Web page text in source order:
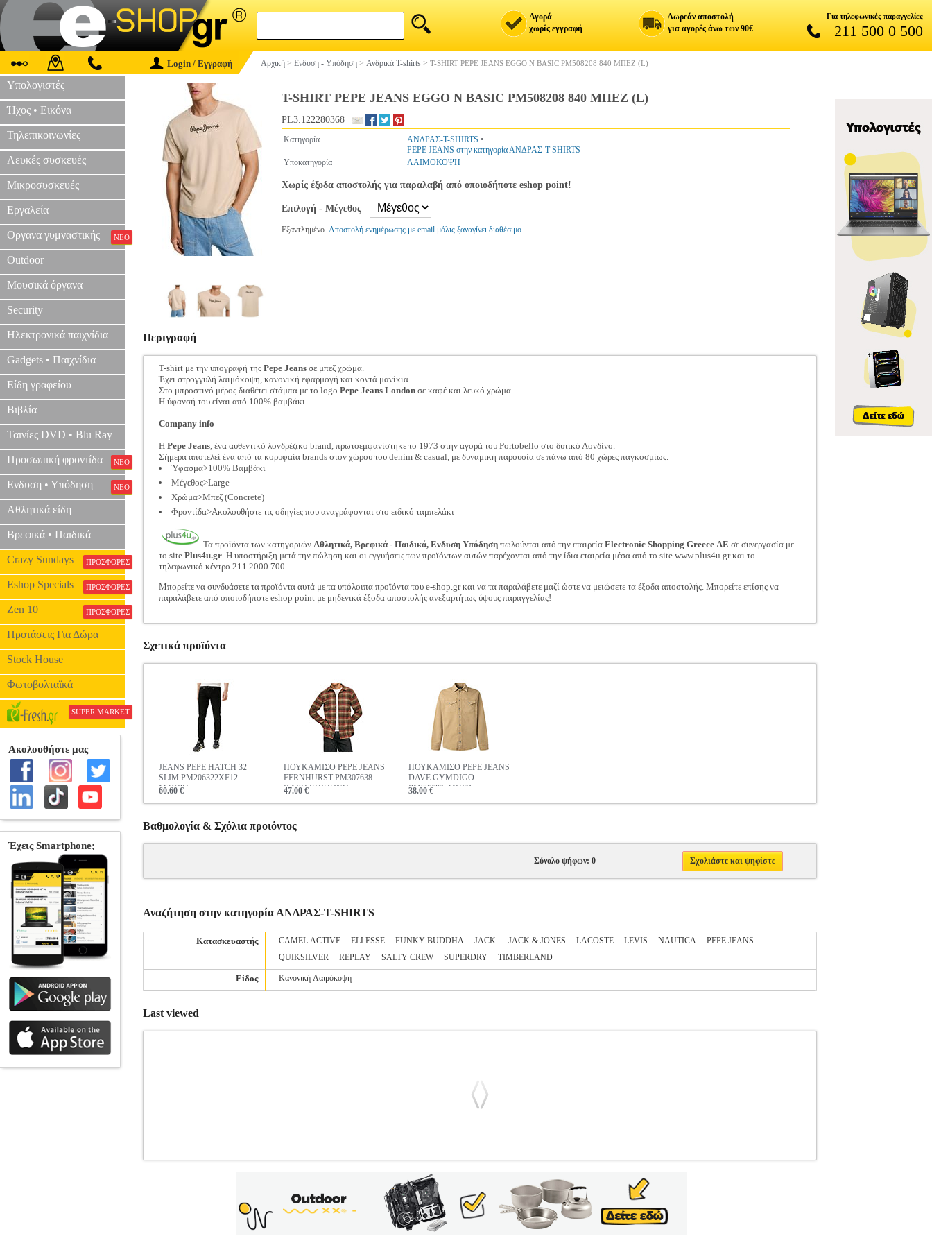
Αγορά
χωρίς εγγραφή
Δωρεάν αποστολή
για αγορές άνω των 90€
Για τηλεφωνικές παραγγελίες
211 500 0 500
Login / Εγγραφή Αρχική > Ενδυση - Υπόδηση > Ανδρικά T-shirts > T-SHIRT PEPE JEANS EGGO N BASIC PM508208 840 ΜΠΕΖ (L)
Υπολογιστές
Ήχος • Εικόνα
Τηλεπικοινωνίες
Λευκές συσκευές
Μικροσυσκευές
Εργαλεία
Οργανα γυμναστικής ΝΕΟ
Outdoor
Μουσικά όργανα
Security
Ηλεκτρονικά παιχνίδια
Gadgets • Παιχνίδια
Είδη γραφείου
Βιβλία
Ταινίες DVD • Blu Ray
Προσωπική φροντίδα ΝΕΟ
Ενδυση • Υπόδηση ΝΕΟ
Αθλητικά είδη
Βρεφικά • Παιδικά
Crazy Sundays ΠΡΟΣΦΟΡΕΣ
Eshop Specials ΠΡΟΣΦΟΡΕΣ
Zen 10 ΠΡΟΣΦΟΡΕΣ
Προτάσεις Για Δώρα
Stock House
Φωτοβολταϊκά
SUPER MARKET
T-SHIRT PEPE JEANS EGGO N BASIC PM508208 840 ΜΠΕΖ (L)
PL3.122280368
Κατηγορία ΑΝΔΡΑΣ-T-SHIRTS •
PEPE JEANS στην κατηγορία ΑΝΔΡΑΣ-T-SHIRTS
Υποκατηγορία
ΛΑΙΜΟΚΟΨΗ
Χωρίς έξοδα αποστολής για παραλαβή από οποιοδήποτε eshop point!
Επιλογή - Μέγεθος
Εξαντλημένο. Αποστολή ενημέρωσης με email μόλις ξαναγίνει διαθέσιμο
Περιγραφή
T-shirt με την υπογραφή της Pepe Jeans σε μπεζ χρώμα.
Έχει στρογγυλή λαιμόκοψη, κανονική εφαρμογή και κοντά μανίκια.
Στο μπροστινό μέρος διαθέτει στάμπα με το logo Pepe Jeans London σε καφέ και λευκό χρώμα.
Η ύφανσή του είναι από 100% βαμβάκι.
Company info
Η Pepe Jeans, ένα αυθεντικό λονδρέζικο brand, πρωτοεμφανίστηκε το 1973 στην αγορά του Portobello στο δυτικό Λονδίνο.
Σήμερα αποτελεί ένα από τα κορυφαία brands στον χώρου του denim & casual, με δυναμική παρουσία σε πάνω από 80 χώρες παγκοσμίως.
Ύφασμα>100% Βαμβάκι
Μέγεθος>Large
Χρώμα>Μπεζ (Concrete)
Φροντίδα>Ακολουθήστε τις οδηγίες που αναγράφονται στο ειδικό ταμπελάκι
Τα προϊόντα των κατηγοριών Αθλητικά, Βρεφικά - Παιδικά, Ενδυση Υπόδηση πωλούνται από την εταιρεία Electronic Shopping Greece ΑΕ σε συνεργασία με
το site Plus4u.gr. Η υποστήριξη μετά την πώληση και οι εγγυήσεις των προϊόντων αυτών παρέχονται από την ίδια εταιρεία μέσα από το site www.plus4u.gr και το
τηλεφωνικό κέντρο 211 2000 700.
Μπορείτε να συνδυάσετε τα προϊόντα αυτά με τα υπόλοιπα προϊόντα του e-shop.gr και να τα παραλάβετε μαζί ώστε να μειώσετε τα έξοδα αποστολής. Μπορείτε επίσης να
παραλάβετε από οποιοδήποτε eshop point με μηδενικά έξοδα αποστολής ανεξαρτήτως ύψους παραγγελίας!
Σχετικά προϊόντα
JEANS PEPE HATCH 32
SLIM PM206322XF12
ΜΑΥΡΟ
60.60 €
ΠΟΥΚΑΜΙΣΟ PEPE JEANS
FERNHURST PM307638
ΚΑΡΟ ΚΟΚΚΙΝΟ
47.00 €
ΠΟΥΚΑΜΙΣΟ PEPE JEANS
DAVE GYMDIGO
PM307265 ΜΠΕΖ
38.00 €
Βαθμολογία & Σχόλια προιόντος
Σύνολο ψήφων: 0 Σχολιάστε και ψηφίστε
Αναζήτηση στην κατηγορία ΑΝΔΡΑΣ-T-SHIRTS
Κατασκευαστής CAMEL ACTIVE ELLESSE FUNKY BUDDHA JACK JACK & JONES LACOSTE LEVIS NAUTICA
PEPE JEANS
QUIKSILVER
REPLAY SALTY CREW SUPERDRY TIMBERLAND
Είδος Κανονική Λαιμόκοψη
Last viewed
Κατηγορία: ΑΝΔΡΑΣ-T-SHIRTS •PEPE JEANS στην κατηγορία ΑΝΔΡΑΣ-T-SHIRTS T-shirt με την υπογραφή της Pepe Jeans σε μπεζ χρώμα. Έχει στρογγυλή
λαιμόκοψη, κανονική εφαρμογή και κοντά μανίκια. Στο μπροστινό μέρος διαθέτει στάμπα με το logo Pepe Jeans London σε καφέ και λευκό χρώμα. Η ύφανσή
του είναι από 100% βαμβάκι. Company info Η Pepe Jeans, ένα αυθεντικό λονδρέζικο brand, πρωτοεμφανίστηκε το 1973 στην αγορά του Portobello στο δυτικό
Λονδίνο. Σήμερα αποτελεί ένα από τα κορυφαία brands στον χώρου του denim & casual, με δυναμική παρουσία σε πάνω από 80 χώρες παγκοσμίως. •
Ύφασμα>100% Βαμβάκι• Μέγεθος>Large• Χρώμα>Μπεζ (Concrete)• Φροντίδα>Ακολουθήστε τις οδηγίες που αναγράφονται στο ειδικό ταμπελάκι Τα